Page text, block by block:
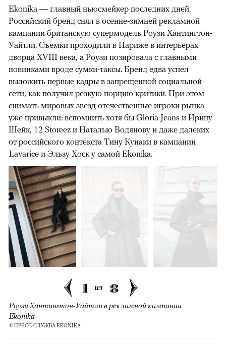
Ekonika — главный ньюсмейкер последних дней.
Российский бренд снял в осенне-зимней рекламной
кампании британскую супермодель Роузи Хантингтон-
Уайтли. Cъемки проходили в Париже в интерьерах
дворца XVIII века, а Роузи позировала с главными
новинками вроде сумки-таксы. Бренд едва успел
выложить первые кадры в запрещенной социальной
сети, как получил резкую порцию критики. При этом
снимать мировых звезд отечественные игроки рынка
уже привыкли: вспомнить хотя бы Gloria Jeans и Ирину
Шейк, 12 Storeez и Наталью Водянову и даже далеких
от российского контекста Тину Кунаки в кампании
Lavarice и Эльзу Хоск у самой Ekonika.
1 из 8
Роузи Хантингтон-Уайтли в рекламной кампании
Ekonika
© ПРЕСС-СЛУЖБА EKONIKA